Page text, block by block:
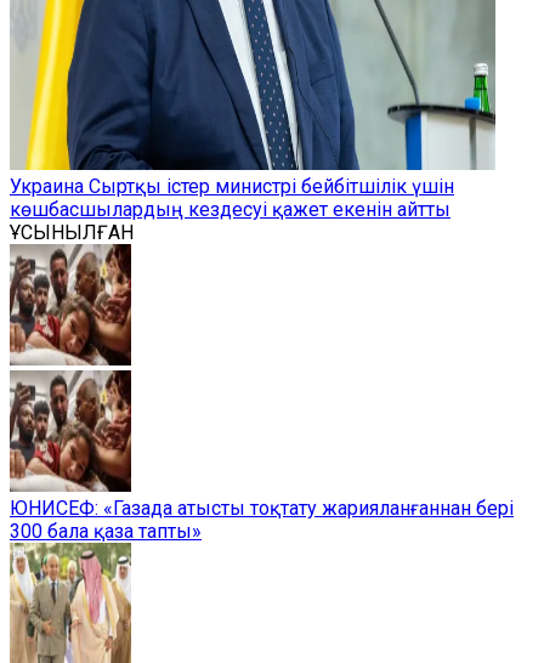
Украина Сыртқы істер министрі бейбітшілік үшін
көшбасшылардың кездесуі қажет екенін айтты
ҰСЫНЫЛҒАН
ЮНИСЕФ: «Газада атысты тоқтату жарияланғаннан бері
300 бала қаза тапты»